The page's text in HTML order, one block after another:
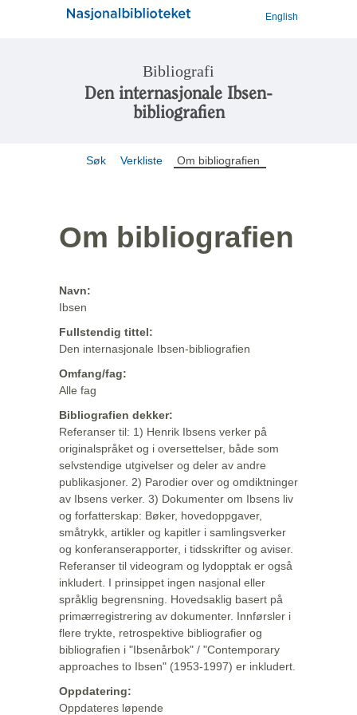
English
Bibliografi
Den internasjonale Ibsen-
bibliografien
Søk Verkliste Om bibliografien
Om bibliografien
Navn:
Ibsen
Fullstendig tittel:
Den internasjonale Ibsen-bibliografien
Omfang/fag:
Alle fag
Bibliografien dekker:
Referanser til: 1) Henrik Ibsens verker på
originalspråket og i oversettelser, både som
selvstendige utgivelser og deler av andre
publikasjoner. 2) Parodier over og omdiktninger
av Ibsens verker. 3) Dokumenter om Ibsens liv
og forfatterskap: Bøker, hovedoppgaver,
småtrykk, artikler og kapitler i samlingsverker
og konferanserapporter, i tidsskrifter og aviser.
Referanser til videogram og lydopptak er også
inkludert. I prinsippet ingen nasjonal eller
språklig begrensning. Hovedsaklig basert på
primærregistrering av dokumenter. Innførsler i
flere trykte, retrospektive bibliografier og
bibliografien i "Ibsenårbok" / "Contemporary
approaches to Ibsen" (1953-1997) er inkludert.
Oppdatering:
Oppdateres løpende